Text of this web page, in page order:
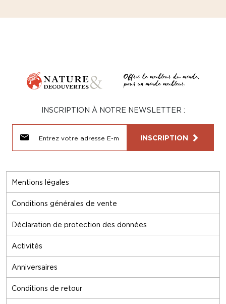
Mentions légales
Conditions générales de vente
Déclaration de protection des données
Activités
Anniversaires
Conditions de retour
INSCRIPTION À NOTRE NEWSLETTER :
INSCRIPTION